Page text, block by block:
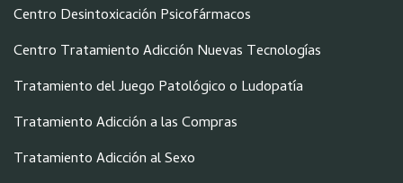
Centro Desintoxicación Psicofármacos
Centro Tratamiento Adicción Nuevas Tecnologías
Tratamiento del Juego Patológico o Ludopatía
Tratamiento Adicción a las Compras
Tratamiento Adicción al Sexo